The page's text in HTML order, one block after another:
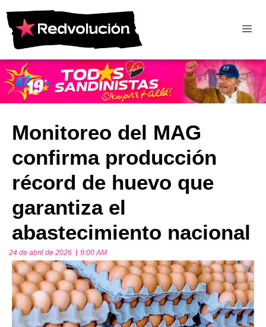
Monitoreo del MAG
confirma producción
récord de huevo que
garantiza el
abastecimiento nacional
24 de abril de 2026 9:00 AM